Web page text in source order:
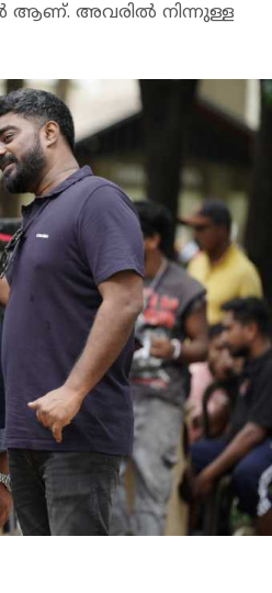
ആണ്. അവരിൽ നിന്നുള്ള